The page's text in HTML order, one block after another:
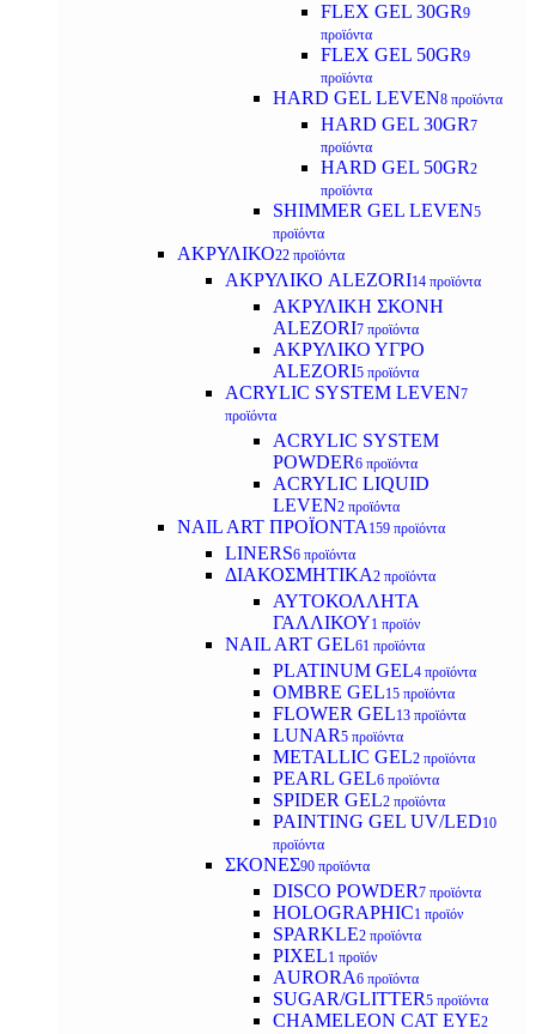
FLEX GEL 30GR9
προϊόντα
FLEX GEL 50GR9
προϊόντα
HARD GEL LEVEN8 προϊόντα
HARD GEL 30GR7
προϊόντα
HARD GEL 50GR2
προϊόντα
SHIMMER GEL LEVEN5
προϊόντα
ΑΚΡΥΛΙΚΟ22 προϊόντα
ΑΚΡΥΛΙΚΟ ALEZORI14 προϊόντα
ΑΚΡΥΛΙΚΗ ΣΚΟΝΗ
ALEZORI7 προϊόντα
ΑΚΡΥΛΙΚΟ ΥΓΡΟ
ALEZORI5 προϊόντα
ACRYLIC SYSTEM LEVEN7
προϊόντα
ACRYLIC SYSTEM
POWDER6 προϊόντα
ACRYLIC LIQUID
LEVEN2 προϊόντα
NAIL ART ΠΡΟΪΟΝΤΑ 159 προϊόντα
LINERS6 προϊόντα
ΔΙΑΚΟΣΜΗΤΙΚΑ2 προϊόντα
ΑΥΤΟΚΟΛΛΗΤΑ
ΓΑΛΛΙΚΟΥ1 προϊόν
NAIL ART GEL61 προϊόντα
PLATINUM GEL4 προϊόντα
OMBRE GEL15 προϊόντα
FLOWER GEL13 προϊόντα
LUNAR5 προϊόντα
METALLIC GEL2 προϊόντα
PEARL GEL6 προϊόντα
SPIDER GEL2 προϊόντα
PAINTING GEL UV/LED10
προϊόντα
ΣΚΟΝΕΣ90 προϊόντα
DISCO POWDER7 προϊόντα
HOLOGRAPHIC1 προϊόν
SPARKLE2 προϊόντα
PIXEL1 προϊόν
AURORA6 προϊόντα
SUGAR/GLITTER5 προϊόντα
CHAMELEON CAT EYE2